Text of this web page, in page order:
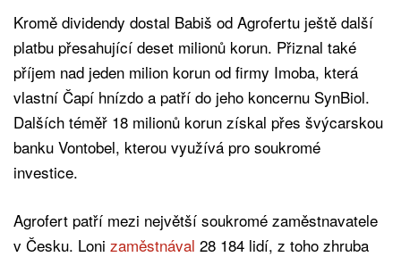
Kromě dividendy dostal Babiš od Agrofertu ještě další
platbu přesahující deset milionů korun. Přiznal také
příjem nad jeden milion korun od firmy Imoba, která
vlastní Čapí hnízdo a patří do jeho koncernu SynBiol.
Dalších téměř 18 milionů korun získal přes švýcarskou
banku Vontobel, kterou využívá pro soukromé
investice.
Agrofert patří mezi největší soukromé zaměstnavatele
v Česku. Loni zaměstnával 28 184 lidí, z toho zhruba